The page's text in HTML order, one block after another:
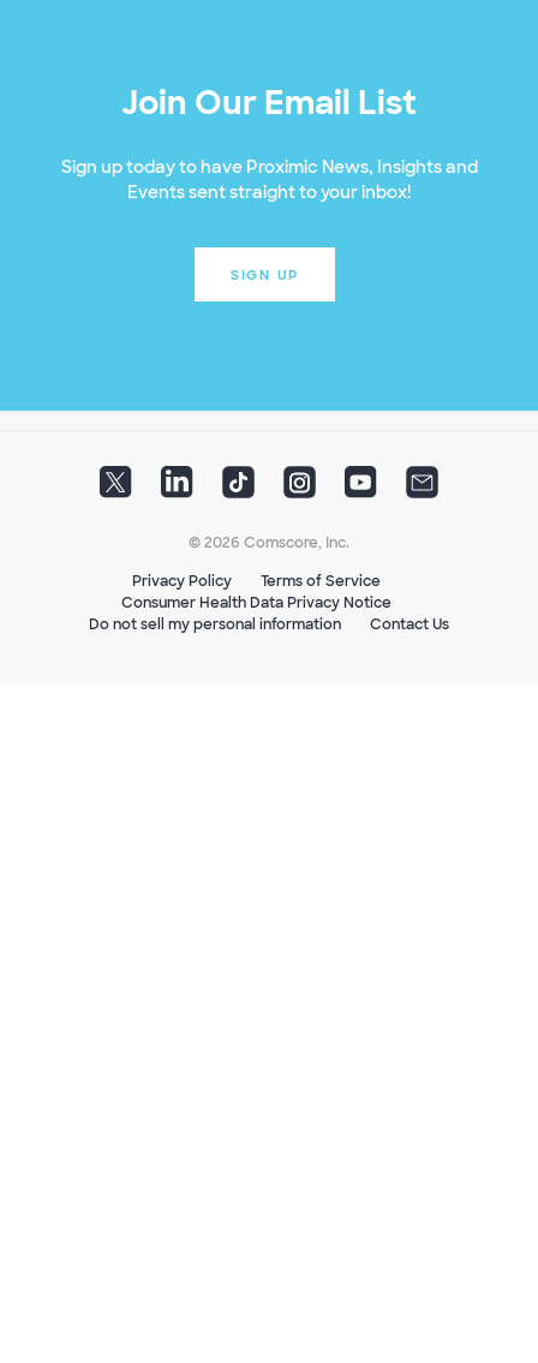
Join Our Email List
Sign up today to have Proximic News, Insights and
Events sent straight to your inbox!
SIGN UP
© 2026 Comscore, Inc.
Privacy Policy
Terms of Service
Consumer Health Data Privacy Notice
Do not sell my personal information
Contact Us